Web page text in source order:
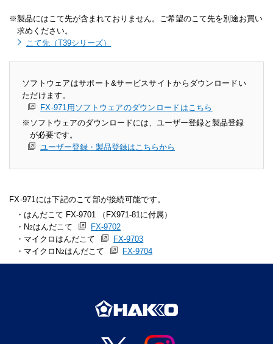
製品にはこて先が含まれておりません。ご希望のこて先を別途お買い
求めください。
こて先（T39シリーズ）
ソフトウェアはサポート&サービスサイトからダウンロードい
ただけます。
FX-971用ソフトウェアのダウンロードはこちら
ソフトウェアのダウンロードには、ユーザー登録と製品登録
が必要です。
ユーザー登録・製品登録はこちらから
FX-971には下記のこて部が接続可能です。
はんだこて FX-9701
（FX971-81に付属）
N2はんだこて
FX-9702
マイクロはんだこて
FX-9703
マイクロN2はんだこて FX-9704